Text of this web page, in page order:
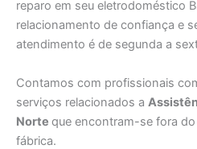
reparo em seu eletrodoméstico
relacionamento de confiança e
atendimento é de segunda a
Contamos com profissionais
serviços relacionados a
Norte que encontram-se fora
fábrica.